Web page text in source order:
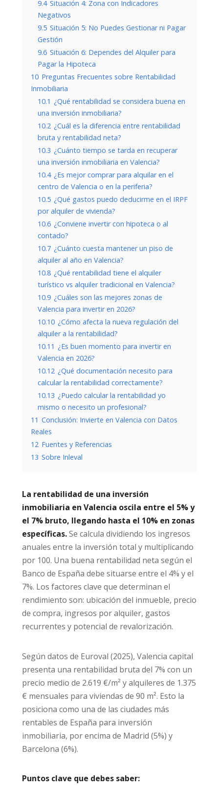
9.4 Situación 4: Zona con Indicadores
Negativos
9.5 Situación 5: No Puedes Gestionar ni Pagar
Gestión
9.6 Situación 6: Dependes del Alquiler para
Pagar la Hipoteca
10 Preguntas Frecuentes sobre Rentabilidad
Inmobiliaria
10.1 ¿Qué rentabilidad se considera buena en
una inversión inmobiliaria?
10.2 ¿Cuál es la diferencia entre rentabilidad
bruta y rentabilidad neta?
10.3 ¿Cuánto tiempo se tarda en recuperar
una inversión inmobiliaria en Valencia?
10.4 ¿Es mejor comprar para alquilar en el
centro de Valencia o en la periferia?
10.5 ¿Qué gastos puedo deducirme en el IRPF
por alquiler de vivienda?
10.6 ¿Conviene invertir con hipoteca o al
contado?
10.7 ¿Cuánto cuesta mantener un piso de
alquiler al año en Valencia?
10.8 ¿Qué rentabilidad tiene el alquiler
turístico vs alquiler tradicional en Valencia?
10.9 ¿Cuáles son las mejores zonas de
Valencia para invertir en 2026?
10.10 ¿Cómo afecta la nueva regulación del
alquiler a la rentabilidad?
10.11 ¿Es buen momento para invertir en
Valencia en 2026?
10.12 ¿Qué documentación necesito para
calcular la rentabilidad correctamente?
10.13 ¿Puedo calcular la rentabilidad yo
mismo o necesito un profesional?
11 Conclusión: Invierte en Valencia con Datos
Reales
12 Fuentes y Referencias
13 Sobre Inleval
La rentabilidad de una inversión
inmobiliaria en Valencia oscila entre el 5% y
el 7% bruto, llegando hasta el 10% en zonas
específicas.Se calcula dividiendo los ingresos
anuales entre la inversión total y multiplicando
por 100. Una buena rentabilidad neta según el
Banco de España debe situarse entre el 4% y el
7%. Los factores clave que determinan el
rendimiento son: ubicación del inmueble, precio
de compra, ingresos por alquiler, gastos
recurrentes y potencial de revalorización.
Según datos de Euroval (2025), Valencia capital
presenta una rentabilidad bruta del 7% con un
precio medio de 2.619 €/m² y alquileres de 1.375
€ mensuales para viviendas de 90 m². Esto la
posiciona como una de las ciudades más
rentables de España para inversión
inmobiliaria, por encima de Madrid (5%) y
Barcelona (6%).
Puntos clave que debes saber: